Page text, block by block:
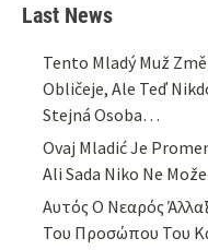
Last News
Tento Mladý Muž
Obličeje, Ale Teď
Stejná Osoba…
Ovaj Mladić Je
Ali Sada Niko Ne
Αυτός Ο Νεαρός
Του Προσώπου Του